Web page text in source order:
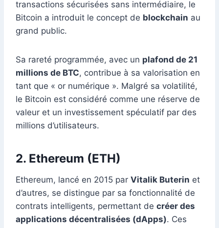
transactions sécurisées sans intermédiaire, le
Bitcoin a introduit le concept de blockchain au
grand public.
Sa rareté programmée, avec un plafond de 21
millions de BTC, contribue à sa valorisation en
tant que « or numérique ». Malgré sa volatilité,
le Bitcoin est considéré comme une réserve de
valeur et un investissement spéculatif par des
millions d’utilisateurs.
2. Ethereum (ETH)
Ethereum, lancé en 2015 par Vitalik Buterin et
d’autres, se distingue par sa fonctionnalité de
contrats intelligents, permettant de créer des
applications décentralisées (dApps). Ces